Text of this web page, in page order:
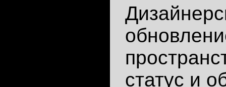
статус и